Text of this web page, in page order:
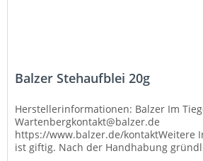
Balzer Stehaufblei 20g
Herstellerinformationen: Balzer Im
Wartenbergkontakt@balzer.de
https://www.balzer.de/kontaktWeitere
ist giftig. Nach der Handhabung